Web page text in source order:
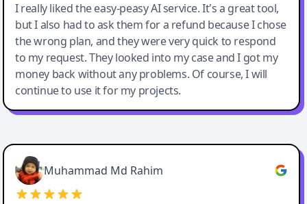
I really liked the easy-peasy AI service. It's a great tool,
but I also had to ask them for a refund because I chose
the wrong plan, and they were very quick to respond
to my request. They looked into my case and I got my
money back without any problems. Of course, I will
continue to use it for my projects.
Easy-Peasy AI
Muhammad Md Rahim